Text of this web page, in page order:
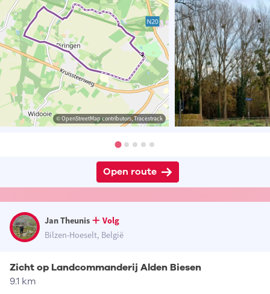
© OpenStreetMap contributors, Tracestrack
Open route
Jan Theunis
Volg
Bilzen-Hoeselt, België
Zicht op Landcommanderij Alden Biesen
9.1 km